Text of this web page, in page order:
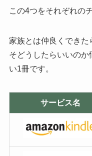
この4つをそれぞれの
家族とは仲良くできた
そどうしたらいいの
い1冊です。
サービス名